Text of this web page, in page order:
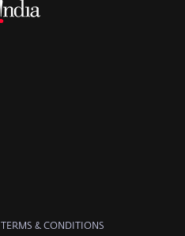
TERMS & CONDITIONS